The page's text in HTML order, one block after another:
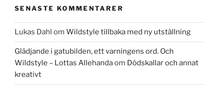
SENASTE KOMMENTARER
Lukas Dahl om Wildstyle tillbaka med ny utställning
Glädjande i gatubilden, ett varningens ord. Och
Wildstyle – Lottas Allehandaom Dödskallar och annat
kreativt